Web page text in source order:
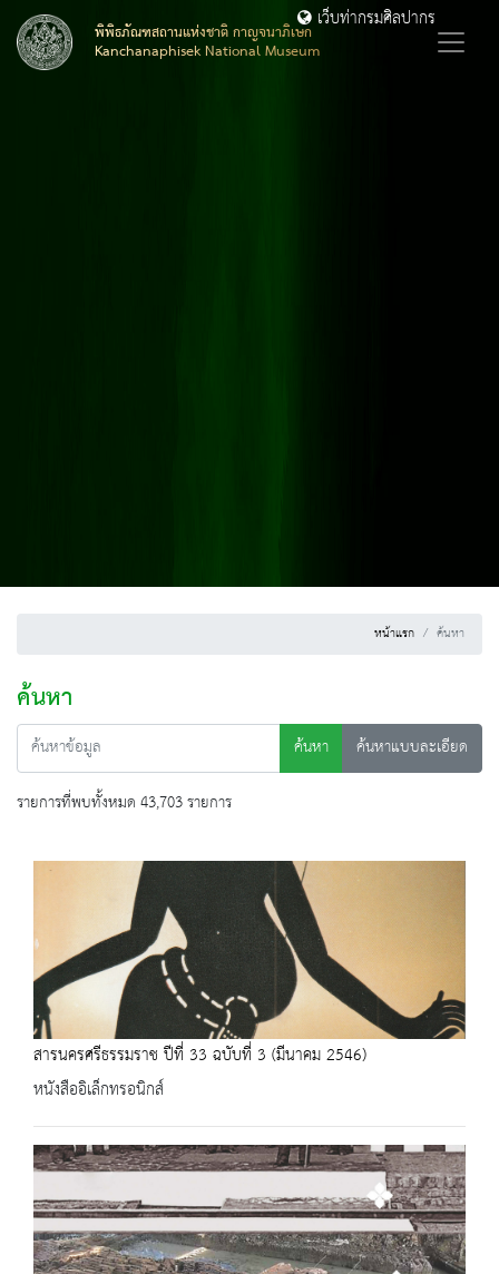
พิพิธภัณฑสถานแห่งชาติ กาญจนาภิเษก
Kanchanaphisek National Museum
เว็บท่ากรมศิลปากร
หน้าแรก ค้นหา
ค้นหา
ค้นหา
ค้นหาแบบละเอียด
รายการที่พบทั้งหมด 43,703 รายการ
สารนครศรีธรรมราช ปีที่ 33 ฉบับที่ 3 (มีนาคม 2546)
หนังสืออิเล็กทรอนิกส์